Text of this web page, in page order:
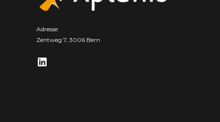
Adresse:
Zentweg 7, 3006 Bern